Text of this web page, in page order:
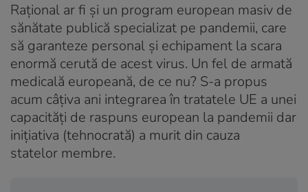
Rațional ar fi și un program european masiv de
sănătate publică specializat pe pandemii, care
să garanteze personal și echipament la scara
enormă cerută de acest virus. Un fel de armată
medicală europeană, de ce nu? S-a propus
acum câțiva ani integrarea în tratatele UE a unei
capacități de raspuns european la pandemii dar
inițiativa (tehnocrată) a murit din cauza
statelor membre.